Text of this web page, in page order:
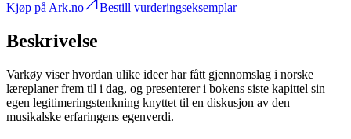
Kjøp på Ark.no Bestill vurderingseksemplar
Beskrivelse
Varkøy viser hvordan ulike ideer har fått gjennomslag i norske
læreplaner frem til i dag, og presenterer i bokens siste kapittel sin
egen legitimeringstenkning knyttet til en diskusjon av den
musikalske erfaringens egenverdi.